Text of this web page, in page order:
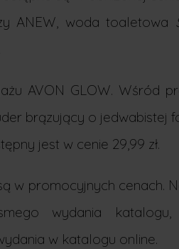
ANEW, woda toaletowa
AVON GLOW. Wśród
brązujący o jedwabistej
jest w cenie 29,99 zł.
w promocyjnych cenach.
wydania
w katalogu online.